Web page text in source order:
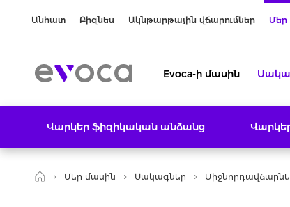
Անհատ Բիզնես Ակնթարթային վճարումներ Մեր
Evoca-ի մասին
Վարկեր ֆիզիկական անձանց
Մեր մասին Սակագներ